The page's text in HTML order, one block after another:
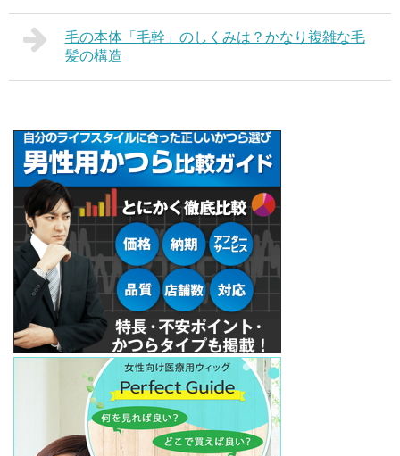
毛の本体「毛幹」のしくみは？かなり複雑な毛
髪の構造